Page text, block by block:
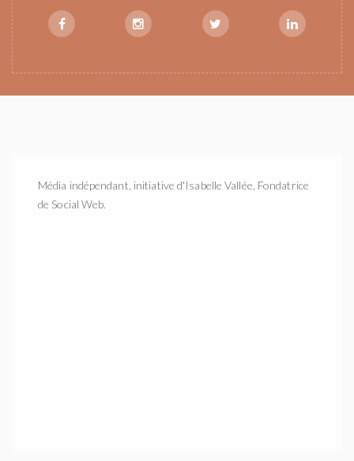
Média indépendant, initiative d'Isabelle Vallée, Fondatrice
de Social Web.